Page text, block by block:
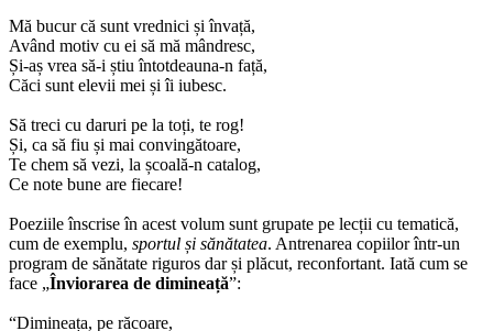
Mă bucur că sunt vrednici și învață,
Având motiv cu ei să mă mândresc,
Și-aș vrea să-i știu întotdeauna-n față,
Căci sunt elevii mei și îi iubesc.
Să treci cu daruri pe la toți, te rog!
Și, ca să fiu și mai convingătoare,
Te chem să vezi, la școală-n catalog,
Ce note bune are fiecare!
Poeziile înscrise în acest volum sunt grupate pe lecții cu tematică,
cum de exemplu, sportul și sănătatea. Antrenarea copiilor într-un
program de sănătate riguros dar și plăcut, reconfortant. Iată cum se
face „Înviorarea de dimineață”:
“Dimineața, pe răcoare,